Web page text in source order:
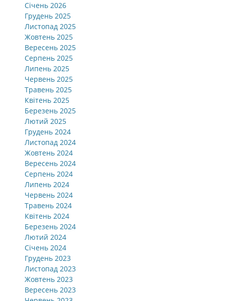
Січень 2026
Грудень 2025
Листопад 2025
Жовтень 2025
Вересень 2025
Серпень 2025
Липень 2025
Червень 2025
Травень 2025
Квітень 2025
Березень 2025
Лютий 2025
Грудень 2024
Листопад 2024
Жовтень 2024
Вересень 2024
Серпень 2024
Липень 2024
Червень 2024
Травень 2024
Квітень 2024
Березень 2024
Лютий 2024
Січень 2024
Грудень 2023
Листопад 2023
Жовтень 2023
Вересень 2023